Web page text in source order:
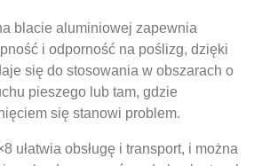
blacie aluminiowej zapewnia
i odporność na poślizg, dzięki
się do stosowania w obszarach o
pieszego lub tam, gdzie
się stanowi problem.
ułatwia obsługę i transport, i można